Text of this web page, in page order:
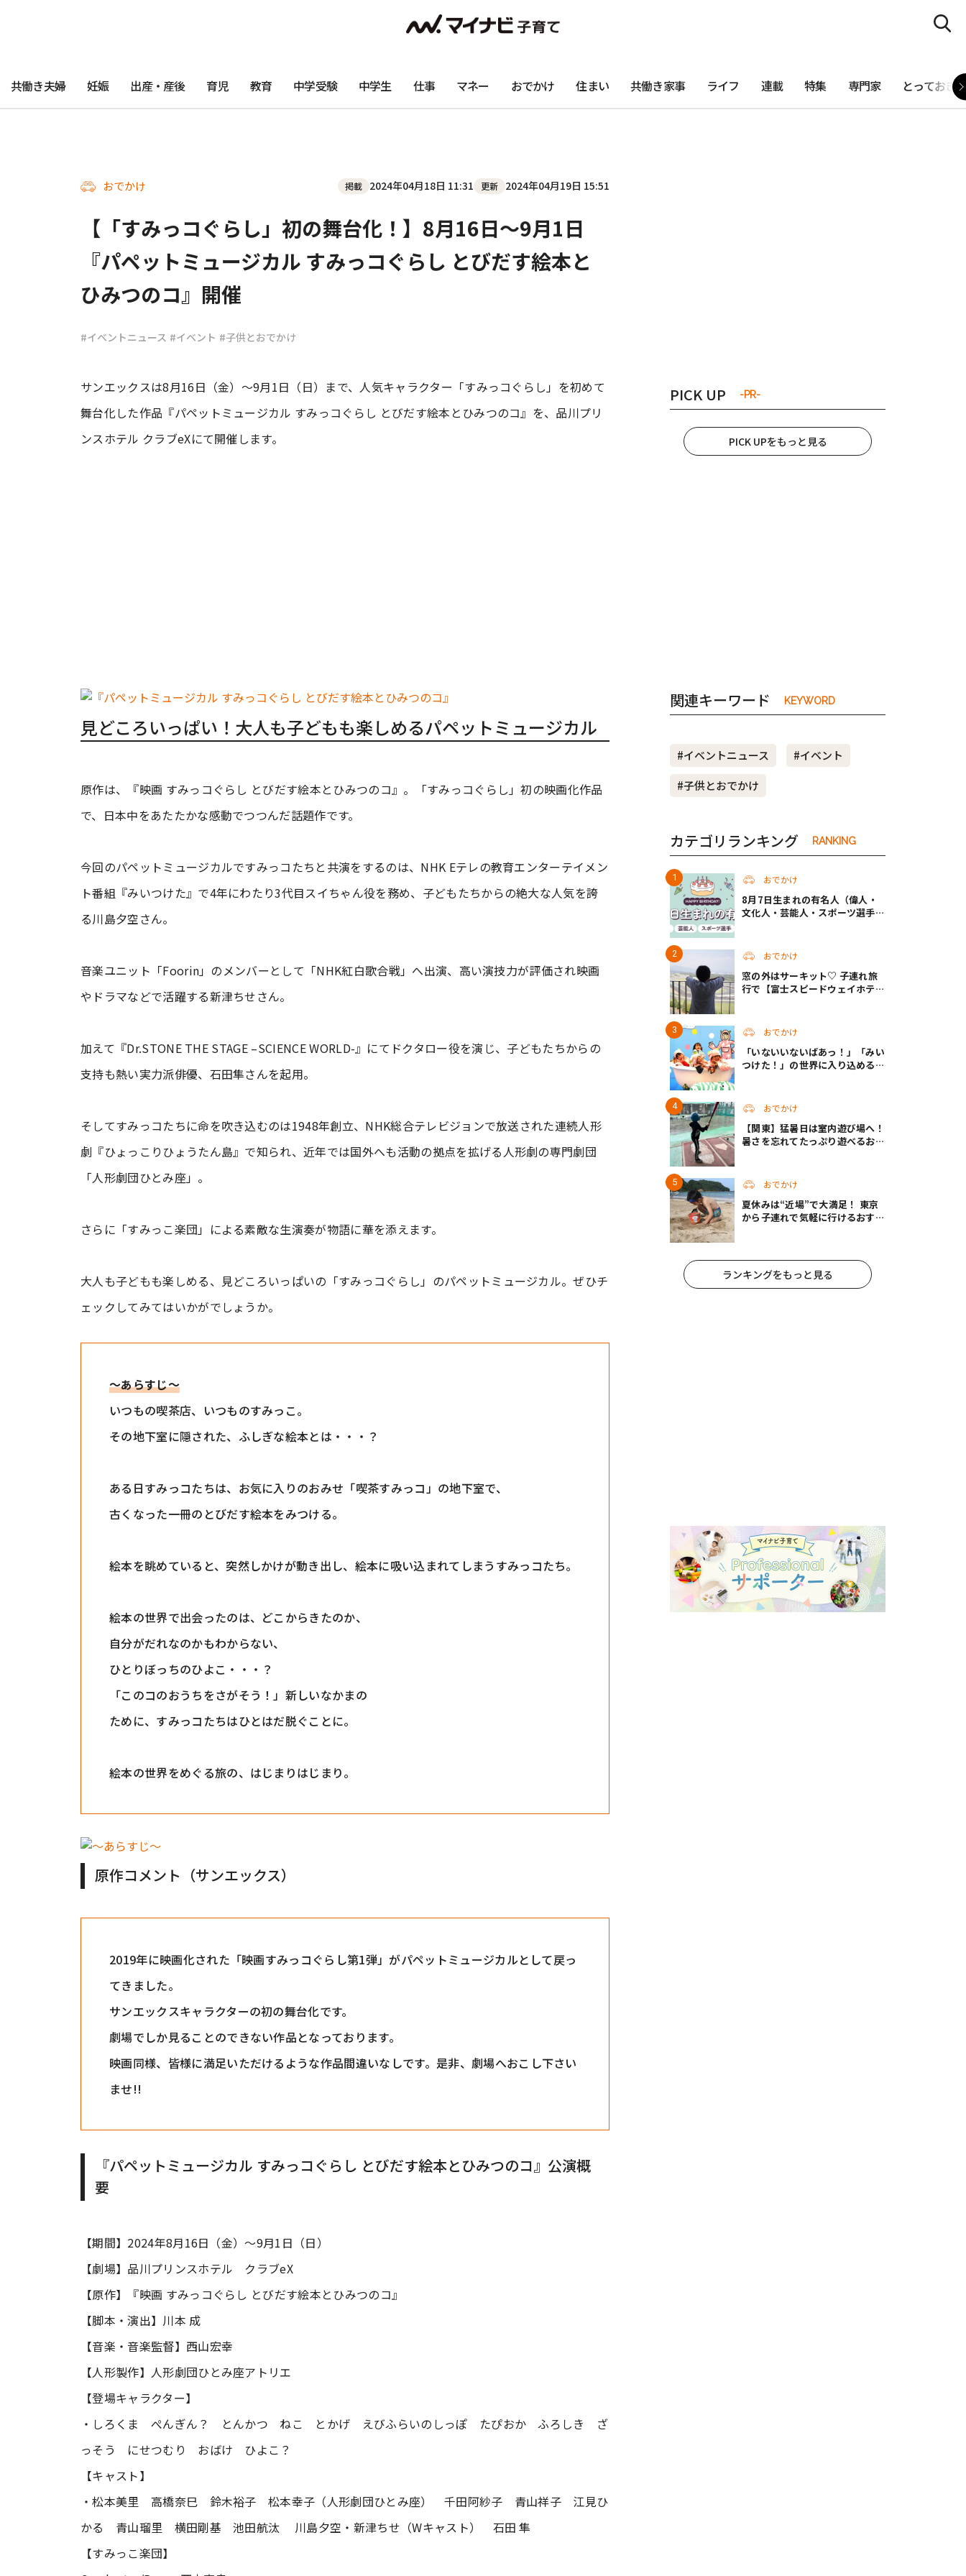
共働き夫婦 妊娠 出産・産後 育児 教育 中学受験 中学生 仕事 マネー おでかけ 住まい 共働き家事 ライフ 連載 特集 専門家 とっておき
おでかけ 掲載 2024年04月18日 11:31 更新 2024年04月19日 15:51
【「すみっコぐらし」初の舞台化！】8月16日〜9月1日
『パペットミュージカル すみっコぐらし とびだす絵本と
ひみつのコ』開催
#イベントニュース #イベント #子供とおでかけ
サンエックスは8月16日（金）〜9月1日（日）まで、人気キャラクター「すみっコぐらし」を初めて
舞台化した作品『パペットミュージカル すみっコぐらし とびだす絵本とひみつのコ』を、品川プリ
ンスホテル クラブeXにて開催します。
見どころいっぱい！大人も子どもも楽しめるパペットミュージカル
原作は、『映画 すみっコぐらし とびだす絵本とひみつのコ』。「すみっコぐらし」初の映画化作品
で、日本中をあたたかな感動でつつんだ話題作です。
今回のパペットミュージカルですみっコたちと共演をするのは、NHK Eテレの教育エンターテイメン
ト番組『みいつけた』で4年にわたり3代目スイちゃん役を務め、子どもたちからの絶大な人気を誇
る川島夕空さん。
音楽ユニット「Foorin」のメンバーとして「NHK紅白歌合戦」へ出演、高い演技力が評価され映画
やドラマなどで活躍する新津ちせさん。
加えて『Dr.STONE THE STAGE –SCIENCE WORLD-』にてドクタロー役を演じ、子どもたちからの
支持も熱い実力派俳優、石田隼さんを起用。
そしてすみっコたちに命を吹き込むのは1948年創立、NHK総合テレビジョンで放送された連続人形
劇『ひょっこりひょうたん島』で知られ、近年では国外へも活動の拠点を拡げる人形劇の専門劇団
「人形劇団ひとみ座」。
さらに「すみっこ楽団」による素敵な生演奏が物語に華を添えます。
大人も子どもも楽しめる、見どころいっぱいの「すみっコぐらし」のパペットミュージカル。ぜひチ
ェックしてみてはいかがでしょうか。
〜あらすじ〜
いつもの喫茶店、いつものすみっこ。
その地下室に隠された、ふしぎな絵本とは・・・？
ある日すみっコたちは、お気に入りのおみせ「喫茶すみっコ」の地下室で、
古くなった一冊のとびだす絵本をみつける。
絵本を眺めていると、突然しかけが動き出し、絵本に吸い込まれてしまうすみっコたち。
絵本の世界で出会ったのは、どこからきたのか、
自分がだれなのかもわからない、
ひとりぼっちのひよこ・・・？
「このコのおうちをさがそう！」新しいなかまの
ために、すみっコたちはひとはだ脱ぐことに。
絵本の世界をめぐる旅の、はじまりはじまり。
原作コメント（サンエックス）
2019年に映画化された「映画すみっコぐらし第1弾」がパペットミュージカルとして戻っ
てきました。
サンエックスキャラクターの初の舞台化です。
劇場でしか見ることのできない作品となっております。
映画同様、皆様に満足いただけるような作品間違いなしです。是非、劇場へおこし下さい
ませ!!
『パペットミュージカル すみっコぐらし とびだす絵本とひみつのコ』公演概
要
【期間】2024年8月16日（金）〜9月1日（日）
【劇場】品川プリンスホテル クラブeX
【原作】『映画 すみっコぐらし とびだす絵本とひみつのコ』
【脚本・演出】川本 成
【音楽・音楽監督】西山宏幸
【人形製作】人形劇団ひとみ座アトリエ
【登場キャラクター】
・しろくま ぺんぎん？ とんかつ ねこ とかげ えびふらいのしっぽ たぴおか ふろしき ざ
っそう にせつむり おばけ ひよこ？
【キャスト】
・松本美里 高橋奈巳 鈴木裕子 松本幸子（人形劇団ひとみ座） 千田阿紗子 青山祥子 江見ひ
かる 青山瑠里 横田剛基 池田航汰 川島夕空・新津ちせ（Wキャスト） 石田 隼
【すみっこ楽団】
PICK UP -PR-
PICK UPをもっと見る
関連キーワード KEYWORD
#イベントニュース
#イベント
#子供とおでかけ
カテゴリランキング RANKING
おでかけ
8月7日生まれの有名人（偉人・
文化人・芸能人・スポーツ選手・
おでかけ
窓の外はサーキット♡ 子連れ旅
行で【富士スピードウェイホテ
おでかけ
「いないいないばあっ！」「みい
つけた！」の世界に入り込める！
おでかけ
【関東】猛暑日は室内遊び場へ！
暑さを忘れてたっぷり遊べるおす
おでかけ
夏休みは“近場”で大満足！ 東京
から子連れで気軽に行けるおすす
ランキングをもっと見る